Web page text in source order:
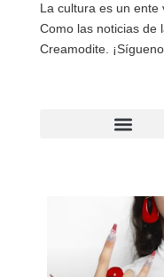
La cultura es un ente
Como las noticias de
Creamodite.